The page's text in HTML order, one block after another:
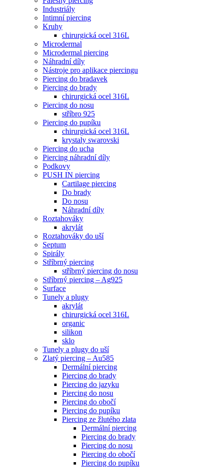
Industriály
Intimní piercing
Kruhy
chirurgická ocel 316L
Microdermal
Microdermal piercing
Náhradní díly
Nástroje pro aplikace piercingu
Piercing do bradavek
Piercing do brady
chirurgická ocel 316L
Piercing do nosu
stříbro 925
Piercing do pupíku
chirurgická ocel 316L
krystaly swarovski
Piercing do ucha
Piercing náhradní díly
Podkovy
PUSH IN piercing
Cartilage piercing
Do brady
Do nosu
Náhradní díly
Roztahováky
akrylát
Roztahováky do uší
Septum
Spirály
Stříbrný piercing
stříbrný piercing do nosu
Stříbrný piercing – Ag925
Surface
Tunely a plugy
akrylát
chirurgická ocel 316L
organic
silikon
sklo
Tunely a plugy do uší
Zlatý piercing – Au585
Dermální piercing
Piercing do brady
Piercing do jazyku
Piercing do nosu
Piercing do obočí
Piercing do pupíku
Piercing ze žlutého zlata
Dermální piercing
Piercing do brady
Piercing do nosu
Piercing do obočí
Piercing do pupíku